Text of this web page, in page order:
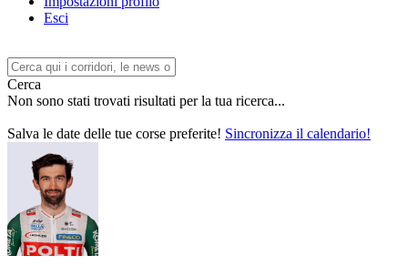
Esci
Cerca
Non sono stati trovati risultati per la tua ricerca...
Salva le date delle tue corse preferite! Sincronizza il calendario!